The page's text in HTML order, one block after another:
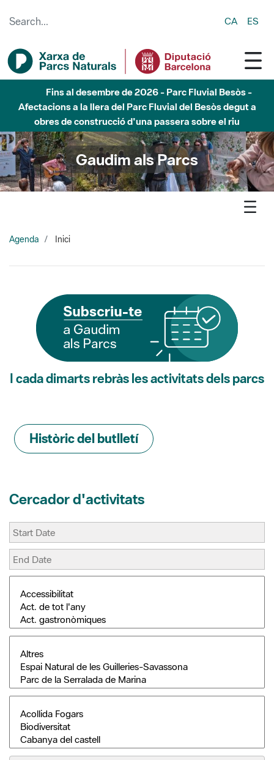
CA ES
Fins al desembre de 2026 - Parc Fluvial Besòs -
Afectacions a la llera del Parc Fluvial del Besòs degut a
obres de construcció d'una passera sobre el riu
Gaudim als Parcs
Agenda Inici
I cada dimarts rebràs les activitats dels parcs
Històric del butlletí
Cercador d'activitats